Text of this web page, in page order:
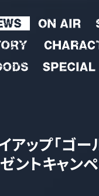
アップ「ゴー
ントキャン